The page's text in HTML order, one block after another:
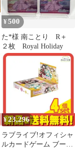
¥500
た*様 南ことり R＋
２枚 Royal Holiday
¥23,296
ラブライブ!オフィシャ
ルカードゲーム ブース